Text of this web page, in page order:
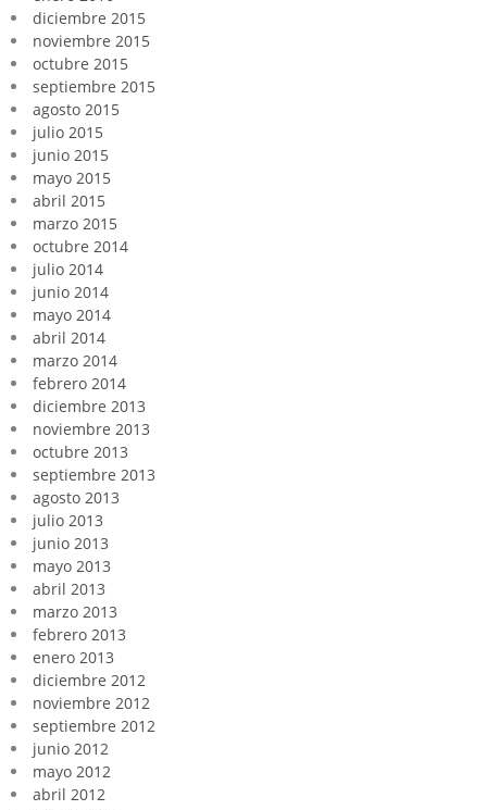
diciembre 2015
noviembre 2015
octubre 2015
septiembre 2015
agosto 2015
julio 2015
junio 2015
mayo 2015
abril 2015
marzo 2015
octubre 2014
julio 2014
junio 2014
mayo 2014
abril 2014
marzo 2014
febrero 2014
diciembre 2013
noviembre 2013
octubre 2013
septiembre 2013
agosto 2013
julio 2013
junio 2013
mayo 2013
abril 2013
marzo 2013
febrero 2013
enero 2013
diciembre 2012
noviembre 2012
septiembre 2012
junio 2012
mayo 2012
abril 2012